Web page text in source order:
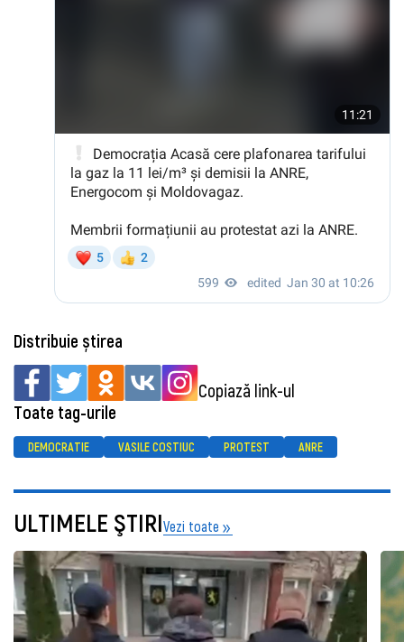
Distribuie știrea
Copiază link-ul
Toate tag-urile
DEMOCRATIE VASILE COSTIUC PROTEST ANRE
ULTIMELE ŞTIRIVezi toate